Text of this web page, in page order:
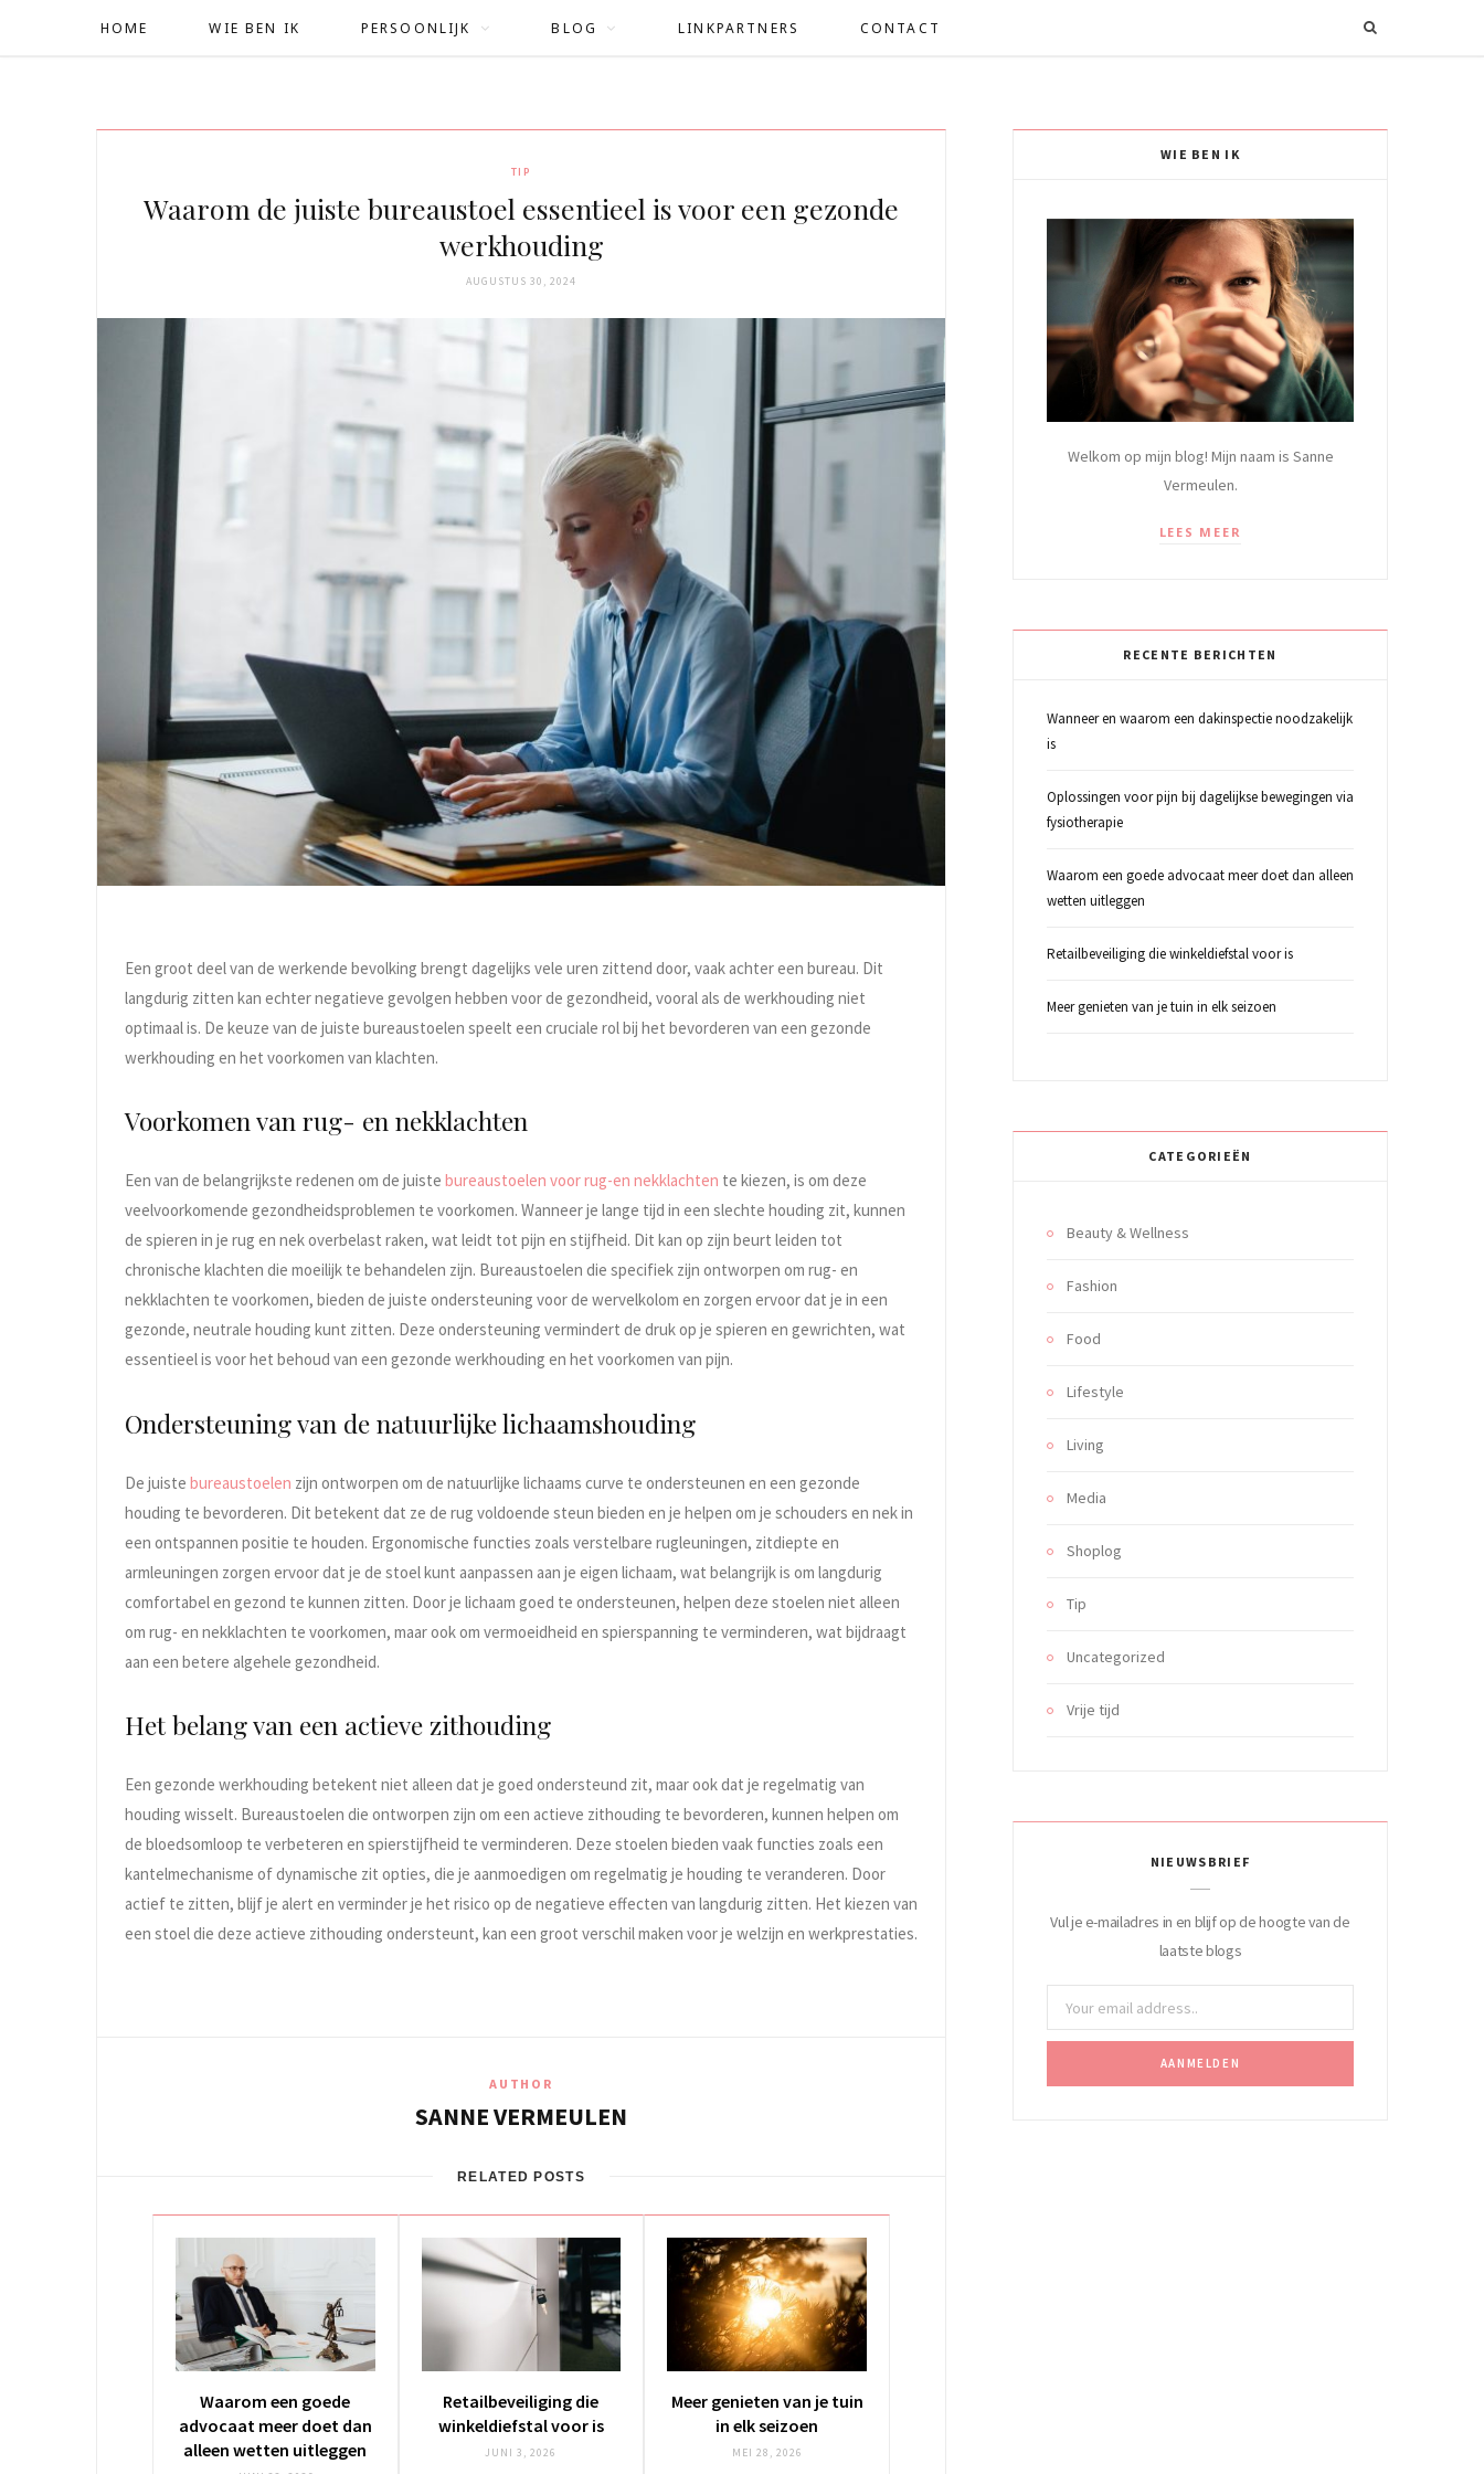
HOME WIE BEN IK PERSOONLIJK BLOG LINKPARTNERS CONTACT
TIP
Waarom de juiste bureaustoel essentieel is voor een gezonde
werkhouding
AUGUSTUS 30, 2024
Een groot deel van de werkende bevolking brengt dagelijks vele uren zittend door, vaak achter een bureau. Dit
langdurig zitten kan echter negatieve gevolgen hebben voor de gezondheid, vooral als de werkhouding niet
optimaal is. De keuze van de juiste bureaustoelen speelt een cruciale rol bij het bevorderen van een gezonde
werkhouding en het voorkomen van klachten.
Voorkomen van rug- en nekklachten
Een van de belangrijkste redenen om de juiste bureaustoelen voor rug-en nekklachten te kiezen, is om deze
veelvoorkomende gezondheidsproblemen te voorkomen. Wanneer je lange tijd in een slechte houding zit, kunnen
de spieren in je rug en nek overbelast raken, wat leidt tot pijn en stijfheid. Dit kan op zijn beurt leiden tot
chronische klachten die moeilijk te behandelen zijn. Bureaustoelen die specifiek zijn ontworpen om rug- en
nekklachten te voorkomen, bieden de juiste ondersteuning voor de wervelkolom en zorgen ervoor dat je in een
gezonde, neutrale houding kunt zitten. Deze ondersteuning vermindert de druk op je spieren en gewrichten, wat
essentieel is voor het behoud van een gezonde werkhouding en het voorkomen van pijn.
Ondersteuning van de natuurlijke lichaamshouding
De juiste bureaustoelen zijn ontworpen om de natuurlijke lichaams curve te ondersteunen en een gezonde
houding te bevorderen. Dit betekent dat ze de rug voldoende steun bieden en je helpen om je schouders en nek in
een ontspannen positie te houden. Ergonomische functies zoals verstelbare rugleuningen, zitdiepte en
armleuningen zorgen ervoor dat je de stoel kunt aanpassen aan je eigen lichaam, wat belangrijk is om langdurig
comfortabel en gezond te kunnen zitten. Door je lichaam goed te ondersteunen, helpen deze stoelen niet alleen
om rug- en nekklachten te voorkomen, maar ook om vermoeidheid en spierspanning te verminderen, wat bijdraagt
aan een betere algehele gezondheid.
Het belang van een actieve zithouding
Een gezonde werkhouding betekent niet alleen dat je goed ondersteund zit, maar ook dat je regelmatig van
houding wisselt. Bureaustoelen die ontworpen zijn om een actieve zithouding te bevorderen, kunnen helpen om
de bloedsomloop te verbeteren en spierstijfheid te verminderen. Deze stoelen bieden vaak functies zoals een
kantelmechanisme of dynamische zit opties, die je aanmoedigen om regelmatig je houding te veranderen. Door
actief te zitten, blijf je alert en verminder je het risico op de negatieve effecten van langdurig zitten. Het kiezen van
een stoel die deze actieve zithouding ondersteunt, kan een groot verschil maken voor je welzijn en werkprestaties.
AUTHOR
SANNE VERMEULEN
RELATED POSTS
Waarom een goede
advocaat meer doet dan
alleen wetten uitleggen
Retailbeveiliging die
winkeldiefstal voor is
JUNI 3, 2026
Meer genieten van je tuin
in elk seizoen
MEI 28, 2026
WIE BEN IK
Welkom op mijn blog! Mijn naam is Sanne
Vermeulen.
LEES MEER
RECENTE BERICHTEN
Wanneer en waarom een dakinspectie noodzakelijk
is
Oplossingen voor pijn bij dagelijkse bewegingen via
fysiotherapie
Waarom een goede advocaat meer doet dan alleen
wetten uitleggen
Retailbeveiliging die winkeldiefstal voor is
Meer genieten van je tuin in elk seizoen
CATEGORIEËN
Beauty & Wellness
Fashion
Food
Lifestyle
Living
Media
Shoplog
Tip
Uncategorized
Vrije tijd
NIEUWSBRIEF
Vul je e-mailadres in en blijf op de hoogte van de
laatste blogs